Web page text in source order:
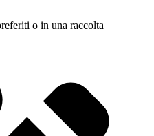
o in una raccolta